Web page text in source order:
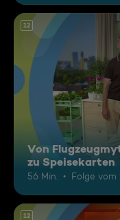
12
Von
zu Speisekarten
56 Min. Folge vom
12